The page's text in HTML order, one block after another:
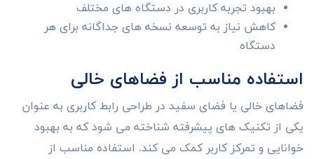
بهبود تجربه کاربری در دستگاه های مختلف
کاهش نیاز به توسعه نسخه های جداگانه برای هر
دستگاه
استفاده مناسب از فضاهای خالی
فضاهای خالی یا فضای سفید در طراحی رابط کاربری به عنوان
یکی از تکنیک های پیشرفته شناخته می شود که به بهبود
خوانایی و تمرکز کاربر کمک می کند. استفاده مناسب از